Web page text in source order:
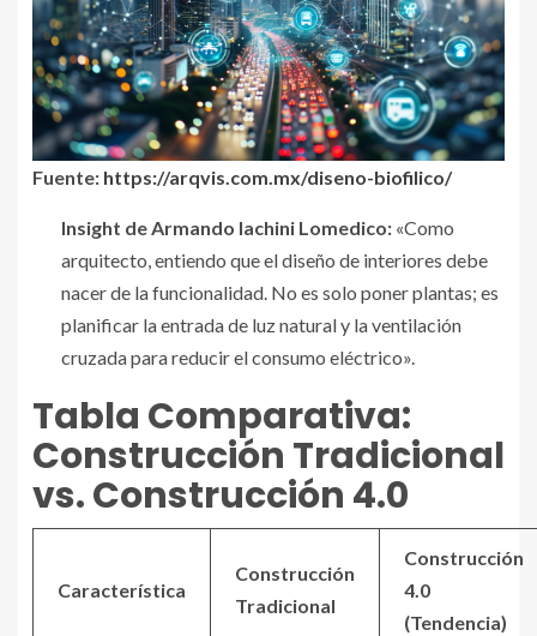
Fuente: https://arqvis.com.mx/diseno-biofilico/
Insight de Armando Iachini Lomedico: «Como
arquitecto, entiendo que el diseño de interiores debe
nacer de la funcionalidad. No es solo poner plantas; es
planificar la entrada de luz natural y la ventilación
cruzada para reducir el consumo eléctrico».
Tabla Comparativa:
Construcción Tradicional
vs. Construcción 4.0
Característica
Construcción
Tradicional
Construcción
4.0
(Tendencia)